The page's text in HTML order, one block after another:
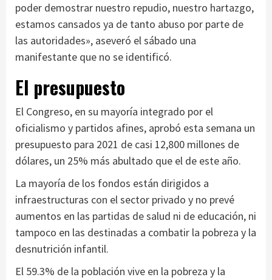
poder demostrar nuestro repudio, nuestro hartazgo,
estamos cansados ya de tanto abuso por parte de
las autoridades», aseveró el sábado una
manifestante que no se identificó.
El presupuesto
El Congreso, en su mayoría integrado por el
oficialismo y partidos afines, aprobó esta semana un
presupuesto para 2021 de casi 12,800 millones de
dólares, un 25% más abultado que el de este año.
La mayoría de los fondos están dirigidos a
infraestructuras con el sector privado y no prevé
aumentos en las partidas de salud ni de educación, ni
tampoco en las destinadas a combatir la pobreza y la
desnutrición infantil.
El 59.3% de la población vive en la pobreza y la